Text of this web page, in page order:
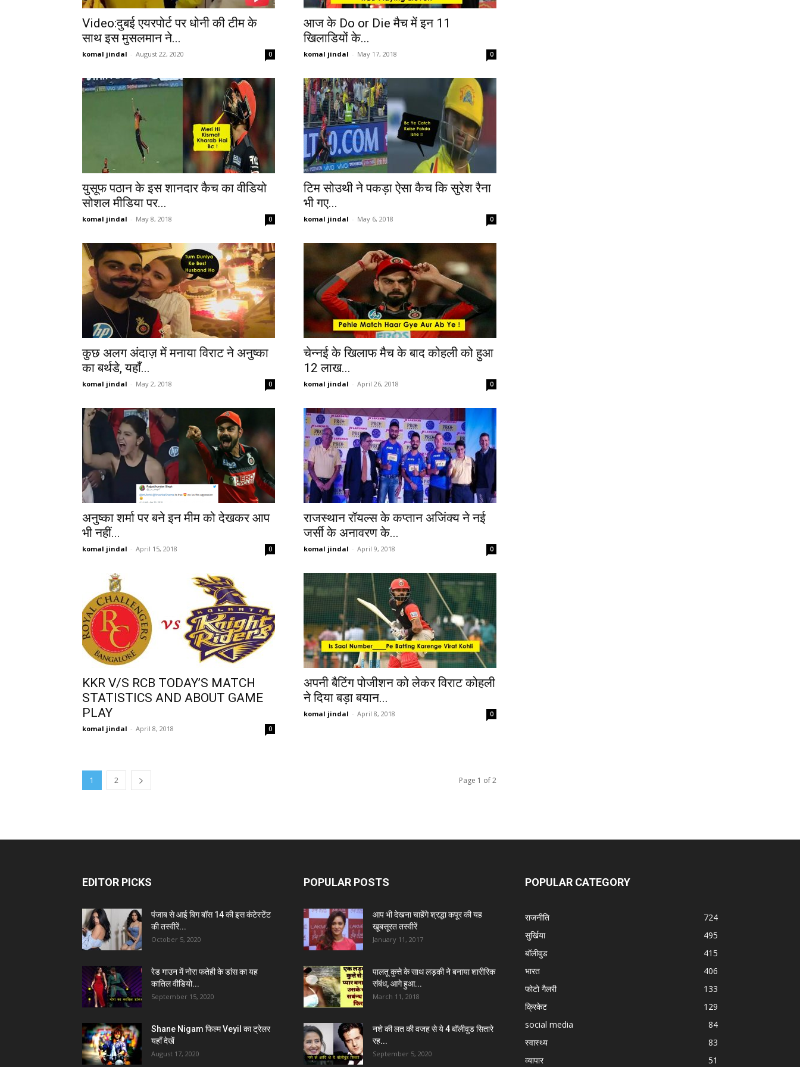
Video:दुबई एयरपोर्ट पर धोनी की टीम के
साथ इस मुसलमान ने...
komal jindal - August 22, 2020 0
आज के Do or Die मैच में इन 11
खिलाडियों के...
komal jindal - May 17, 2018 0
युसूफ पठान के इस शानदार कैच का वीडियो
सोशल मीडिया पर...
komal jindal - May 8, 2018 0
टिम सोउथी ने पकड़ा ऐसा कैच कि सुरेश रैना
भी गए...
komal jindal - May 6, 2018 0
कुछ अलग अंदाज़ में मनाया विराट ने अनुष्का
का बर्थडे, यहाँ...
komal jindal - May 2, 2018 0
चेन्नई के खिलाफ मैच के बाद कोहली को हुआ
12 लाख...
komal jindal - April 26, 2018 0
अनुष्का शर्मा पर बने इन मीम को देखकर आप
भी नहीं...
komal jindal - April 15, 2018 0
राजस्थान रॉयल्स के कप्तान अजिंक्य ने नई
जर्सी के अनावरण के...
komal jindal - April 9, 2018 0
KKR V/S RCB TODAY’S MATCH
STATISTICS AND ABOUT GAME
PLAY
komal jindal - April 8, 2018 0
अपनी बैटिंग पोजीशन को लेकर विराट कोहली
ने दिया बड़ा बयान...
komal jindal - April 8, 2018 0
1 2 Page 1 of 2
EDITOR PICKS
पंजाब से आई बिग बॉस 14 की इस कंटेस्टेंट
की तस्वीरें...
October 5, 2020
रेड गाउन में नोरा फतेही के डांस का यह
कातिल वीडियो...
September 15, 2020
Shane Nigam फिल्म Veyil का ट्रेलर
यहाँ देखें
August 17, 2020
POPULAR POSTS
आप भी देखना चाहेंगे श्रद्धा कपूर की यह
खूबसूरत तस्वीरें
January 11, 2017
पालतू कुत्ते के साथ लड़की ने बनाया शारीरिक
संबंध, आगे हुआ...
March 11, 2018
नशे की लत की वजह से ये 4 बॉलीवुड सितारे
रह...
September 5, 2020
POPULAR CATEGORY
राजनीति
724
सुर्खिया
495
बॉलीवुड
415
भारत
406
फोटो गैलरी
133
क्रिकेट
129
social media
84
स्वास्थ्य
83
व्यापार
51